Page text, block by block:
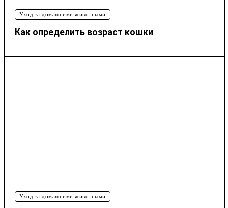
Уход за домашними животными
Как определить возраст кошки
Уход за домашними животными